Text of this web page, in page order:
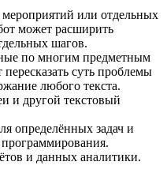
или отдельных
может расширить
шагов.
по многим предметным
суть проблемы
любого текста.
и другой текстовый
определённых задач и
и данных аналитики.